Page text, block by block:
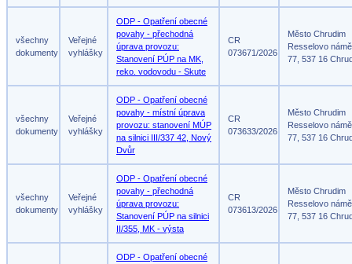
všechny
dokumenty
Veřejné
vyhlášky
ODP - Opatření obecné
povahy - přechodná
úprava provozu:
Stanovení PÚP na MK,
reko. vodovodu - Skute
CR
073671/2026
Město Chrudim
Resselovo
77, 537 16
všechny
dokumenty
Veřejné
vyhlášky
ODP - Opatření obecné
povahy - místní úprava
provozu: stanovení MÚP
na silnici III/337 42, Nový
Dvůr
CR
073633/2026
Město Chrudim
Resselovo
77, 537 16
všechny
dokumenty
Veřejné
vyhlášky
ODP - Opatření obecné
povahy - přechodná
úprava provozu:
Stanovení PÚP na silnici
II/355, MK - výsta
CR
073613/2026
Město Chrudim
Resselovo
77, 537 16
ODP - Opatření obecné